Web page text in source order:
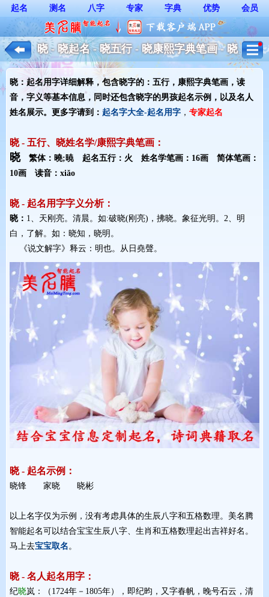
起名 测名 八字 专家 字典 优势 会员
晓 - 晓起名 - 晓五行 - 晓康熙字典笔画 - 晓
起名用字解释 - 男孩起名
晓：起名用字详细解释，包含晓字的：五行，康熙字典笔画，读
音，字义等基本信息，同时还包含晓字的男孩起名示例，以及名人
姓名展示。更多字请到： 起名字大全-起名用字 ， 专家起名
晓 - 五行、晓姓名学/康熙字典笔画：
晓繁体：曉;暁 起名五行：火 姓名学笔画：16画 简体笔画：
10画 读音：xiǎo
晓 - 起名用字字义分析：
晓： 1、天刚亮。清晨。如:破晓(刚亮)，拂晓。象征光明。2、明
白，了解。如：晓知，晓明。
《说文解字》释云：明也。从日堯聲。
晓 - 起名示例：
晓锋 家晓 晓彬
以上名字仅为示例，没有考虑具体的生辰八字和五格数理。美名腾
智能起名可以结合宝宝生辰八字、生肖和五格数理起出吉祥好名。
马上去宝宝取名。
晓 - 名人起名用字：
纪晓岚：（1724年－1805年），即纪昀，又字春帆，晚号石云，清